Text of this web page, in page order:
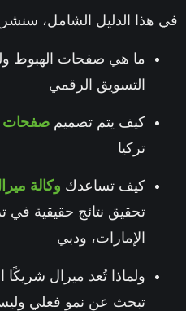
الدليل الشامل، سنشرح:
ما هي صفحات الهبوط
التسويق الرقمي
كيف يتم تصميمصفحات
تركيا
كيف تساعدكوكالة ميرال
تحقيق نتائج حقيقية في
الإمارات، ودبي
ولماذا تُعد ميرال شريكًا
تبحث عن نمو فعلي وليس